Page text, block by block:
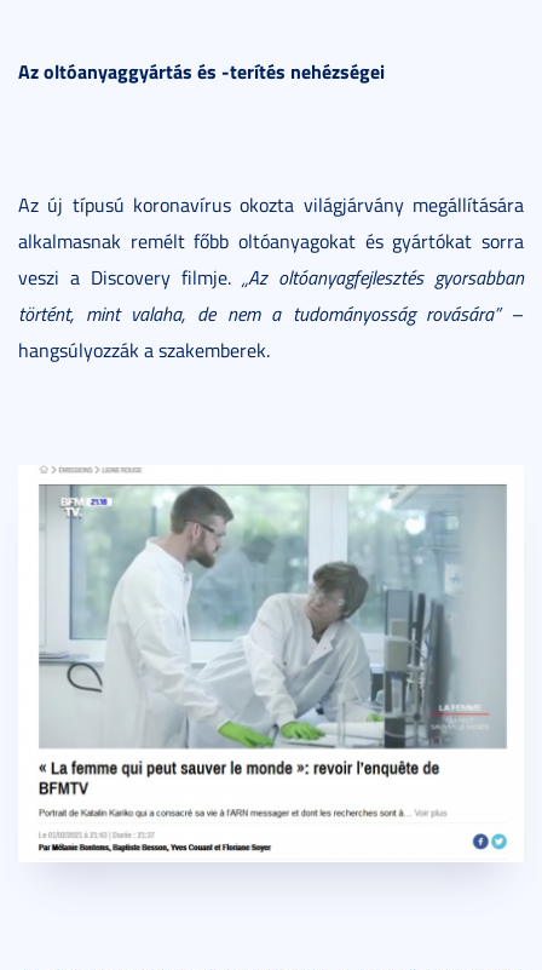
Az oltóanyaggyártás és -terítés nehézségei
Az új típusú koronavírus okozta világjárvány megállítására
alkalmasnak remélt főbb oltóanyagokat és gyártókat sorra
veszi a Discovery filmje. „Az oltóanyagfejlesztés gyorsabban
történt, mint valaha, de nem a tudományosság rovására”–
hangsúlyozzák a szakemberek.